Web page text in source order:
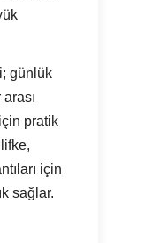
günlük
pratik
için
sağlar.